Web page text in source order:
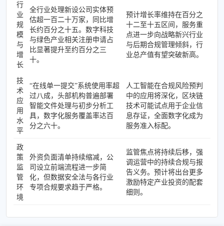
行
业
规
模
与
增
长
全行业处理新设公司实体预
估超一百二十万家，同比增
长约百分之十五。数字科技
与绿色产业相关注册申请占
比显著提升至约百分之三
十。
预计增长率维持在百分之
十二至十五区间，服务重
点进一步向战略新兴行业
与后期合规管理倾斜，行
业总产值有望突破新高。
技
术
应
用
水
平
“在线单一提交”系统使用率超
过八成，头部机构普遍部署
智能文件处理与初步分析工
具，数字化服务覆盖率达百
分之六十。
人工智能在合规风险预判
中的应用将深化，区块链
技术可能试点用于企业信
息存证，全面数字化成为
服务准入标配。
政
策
监
管
环
境
外资负面清单持续缩减，公
司设立前端流程进一步简
化，但数据安全法与各行业
专项合规要求趋于严格。
监管焦点将持续后移，强
调运营中的持续合规与报
告义务。预计将出台更多
激励特定产业投资的配套
细则。